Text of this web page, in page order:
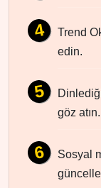
Trend
edin.
göz atın.
Sosyal